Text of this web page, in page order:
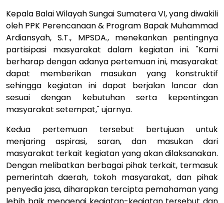
Kepala Balai Wilayah Sungai Sumatera VI, yang diwakili
oleh PPK Perencanaan & Program Bapak Muhammad
Ardiansyah, S.T., MPSDA., menekankan pentingnya
partisipasi masyarakat dalam kegiatan ini. "Kami
berharap dengan adanya pertemuan ini, masyarakat
dapat memberikan masukan yang konstruktif
sehingga kegiatan ini dapat berjalan lancar dan
sesuai dengan kebutuhan serta kepentingan
masyarakat setempat," ujarnya.
Kedua pertemuan tersebut bertujuan untuk
menjaring aspirasi, saran, dan masukan dari
masyarakat terkait kegiatan yang akan dilaksanakan.
Dengan melibatkan berbagai pihak terkait, termasuk
pemerintah daerah, tokoh masyarakat, dan pihak
penyedia jasa, diharapkan tercipta pemahaman yang